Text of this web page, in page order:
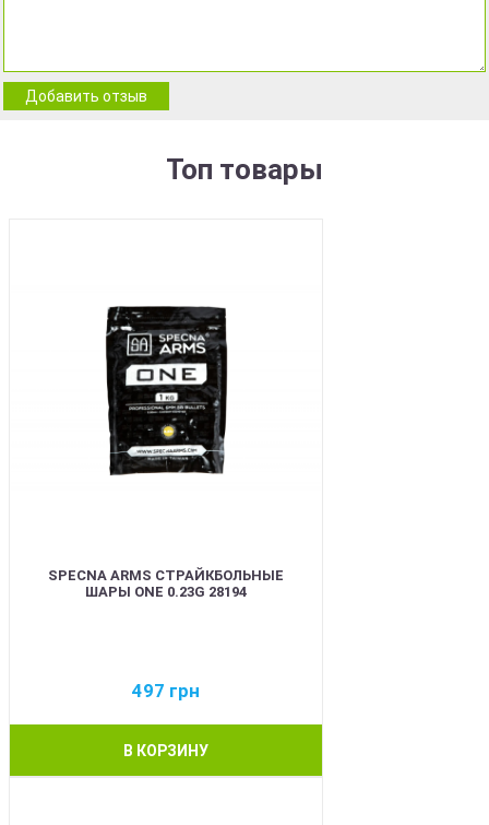
Добавить отзыв
Топ товары
SPECNA ARMS СТРАЙКБОЛЬНЫЕ
ШАРЫ ONE 0.23G 28194
497 грн
В КОРЗИНУ